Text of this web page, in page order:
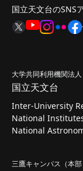
国立天文台のSNS
大学共同利用機関法
国立天文台
Inter-University
National
National
三鷹キャンパス（本部